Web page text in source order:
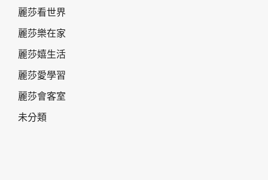
麗莎看世界
麗莎樂在家
麗莎嬉生活
麗莎愛學習
麗莎會客室
未分類